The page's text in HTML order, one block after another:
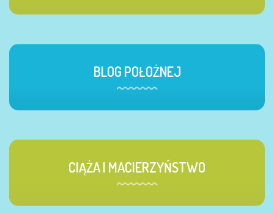
BLOG POŁOŻNEJ
CIĄŻA I MACIERZYŃSTWO